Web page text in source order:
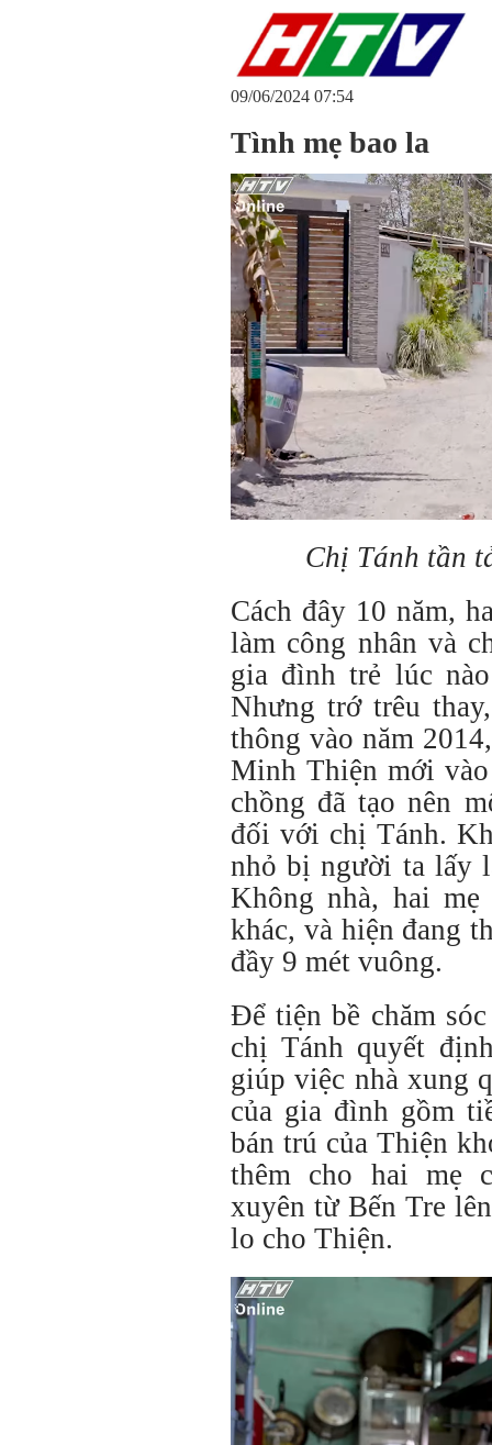
09/06/2024 07:54
Tình mẹ bao la
Chị Tánh tần
Cách đây 10 năm,
làm công nhân và
gia đình trẻ lúc
Nhưng trớ trêu
thông vào năm
Minh Thiện mới
chồng đã tạo nên
đối với chị Tánh.
nhỏ bị người ta lấy
Không nhà, hai
khác, và hiện đang
đầy 9 mét vuông.
Để tiện bề chăm
chị Tánh quyết
giúp việc nhà xung
của gia đình gồm
bán trú của Thiện
thêm cho hai mẹ
xuyên từ Bến Tre
lo cho Thiện.